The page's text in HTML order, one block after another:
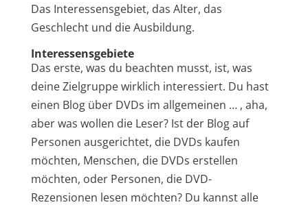
Das Interessensgebiet, das Alter, das
Geschlecht und die Ausbildung.
Interessensgebiete
Das erste, was du beachten musst, ist, was
deine Zielgruppe wirklich interessiert. Du hast
einen Blog über DVDs im allgemeinen … , aha,
aber was wollen die Leser? Ist der Blog auf
Personen ausgerichtet, die DVDs kaufen
möchten, Menschen, die DVDs erstellen
möchten, oder Personen, die DVD-
Rezensionen lesen möchten? Du kannst alle